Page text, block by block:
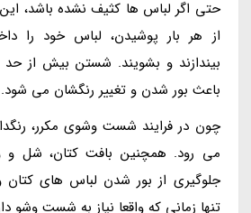
حتی اگر لباس ها کثیف نشده باشد،
از هر بار پوشیدن، لباس خود را
بیندازند و بشویند. شستن بیش از حد
باعث بور شدن و تغییر رنگشان می شود.
چون در فرایند شست وشوی مکرر،
می رود. همچنین بافت کتان، شل و
جلوگیری از بور شدن لباس های کتان و
تنها زمانی که واقعا نیاز به شست وشو